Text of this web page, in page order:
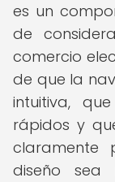
es un
de
comercio
de que la
intuitiva,
rápidos y
claramente
diseño sea